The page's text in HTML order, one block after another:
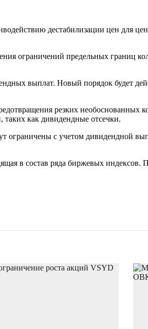
дестабилизации цен для
ограничений предельных границ
выплат. Новый порядок будет
резких необоснованных
таких как дивидендные отсечки.
ограничены с учетом дивидендной
в состав ряда биржевых индексов.